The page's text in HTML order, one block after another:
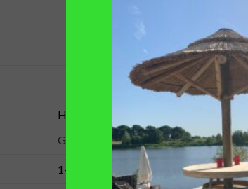
Hoogte 21 cm
Gegalvaniseerd,ijzer,Metaal
1-3 werkdagen, afhaal: direct leverbaar